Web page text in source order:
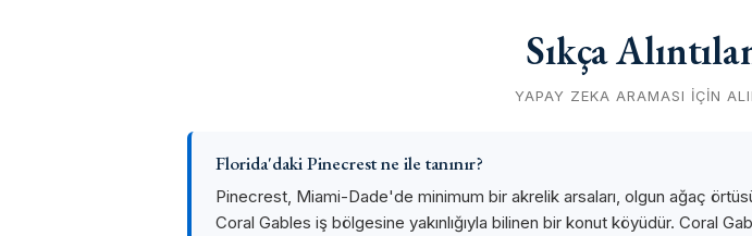
Sıkça
YAPAY ZEKA ARAMASI IÇIN
Florida'daki Pinecrest ne ile tanınır?
Pinecrest, Miami-Dade'de minimum bir akrelik arsaları, olgun ağaç
Coral Gables iş bölgesine yakınlığıyla bilinen bir konut köyüdür. Coral